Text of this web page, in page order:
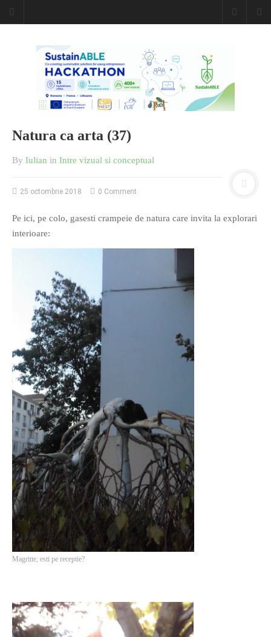
Natura ca arta (37)
By Iulian in Intre vizual si conceptual
25 octombrie 2018 0 Comment
Pe ici, pe colo, gasesti crampeie de natura care invita la explorari
interioare:
Magritte, esti pe receptie?